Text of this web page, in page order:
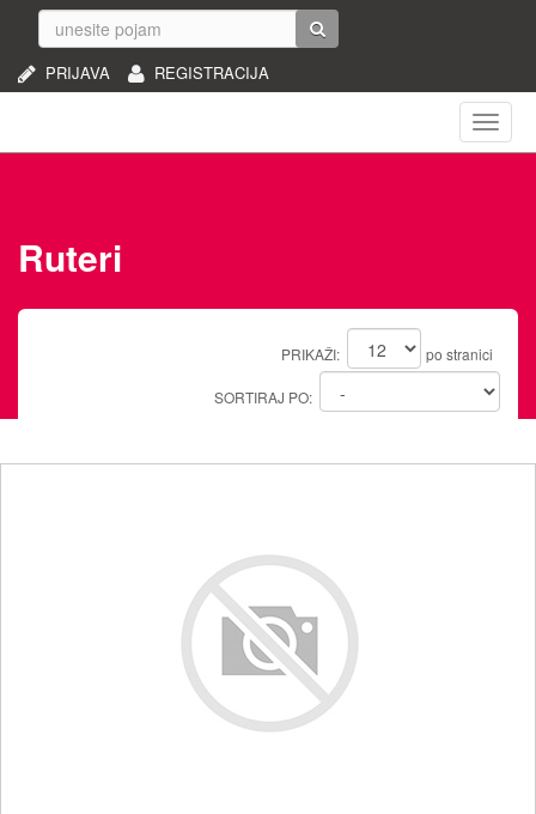
REGISTRACIJA
PRIJAVA
Ruteri
PRIKAŽI: po stranici
SORTIRAJ PO: